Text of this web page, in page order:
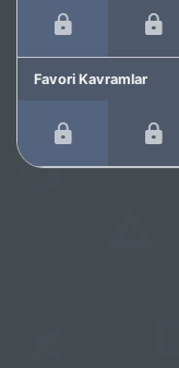
Favori Kavramlar